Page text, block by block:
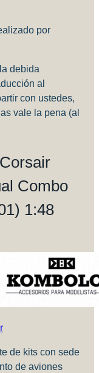
por
debida
al
con ustedes,
vale la pena (al
Combo
1:48
de kits con sede
de aviones